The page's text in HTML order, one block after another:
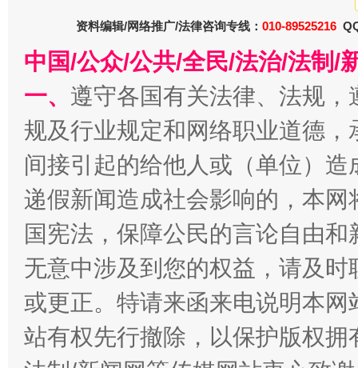
在谋一域中谋全局
今
习近平的博鳌关键词
魏明亮
资料编辑/网络推广/法律咨询专线： 010-89525216
中国/公众/公共/全民/法治/法制/
一、 遵守各国有关法律、法规
规及行业规定和网络职业道德
间接引起的给他人或（单位）
递假新闻造成社会影响的，本
国宪法，保障公民的言论自由
无意中涉及到您的权益，请及
或更正。特请来函来电说明本
站有权先行撤除，以保护版权